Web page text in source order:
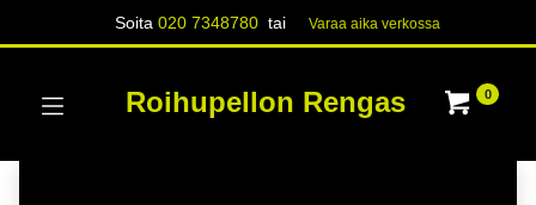
Soita020 7348780 tai Varaa aika verk​​​​ossa
Roihupellon Rengas 0